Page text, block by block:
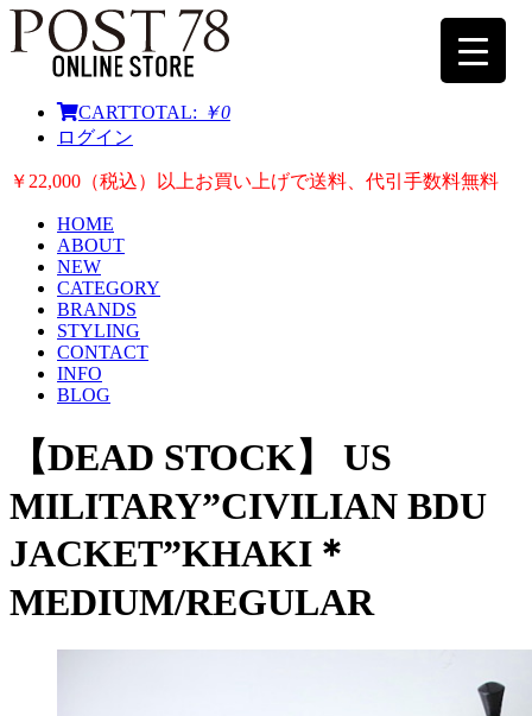
CARTTOTAL: ￥0
ログイン
￥22,000（税込）以上お買い上げで送料、代引手数料無料
HOME
ABOUT
NEW
CATEGORY
BRANDS
STYLING
CONTACT
INFO
BLOG
【DEAD STOCK】 US
MILITARY”CIVILIAN BDU
JACKET”KHAKI＊
MEDIUM/REGULAR